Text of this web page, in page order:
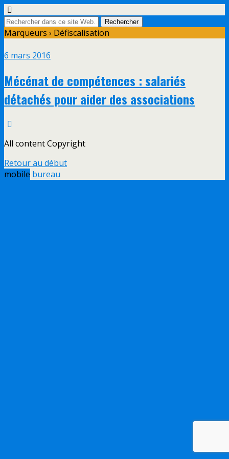
Marqueurs › Défiscalisation
6 mars 2016
Mécénat de compétences : salariés
détachés pour aider des associations
All content Copyright
Retour au début
mobile bureau